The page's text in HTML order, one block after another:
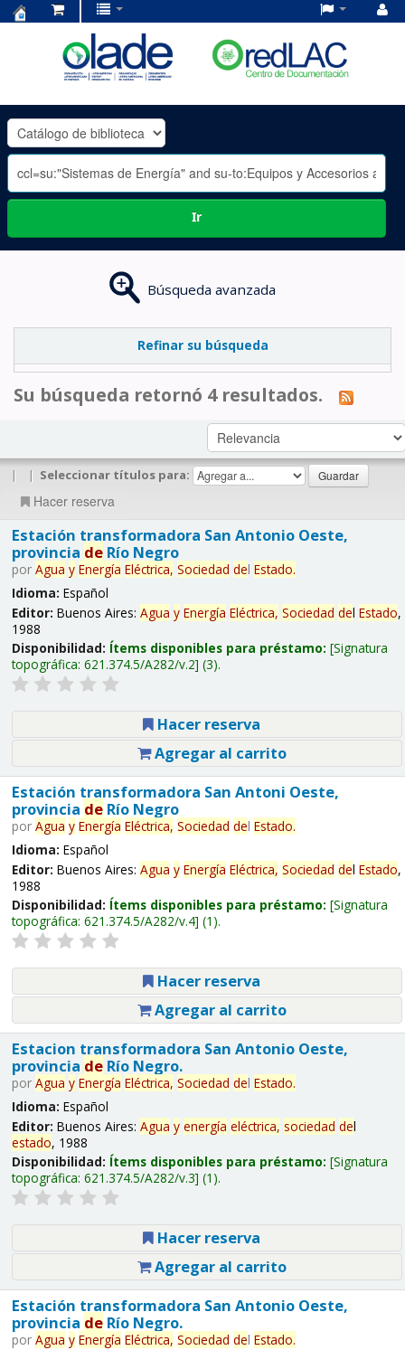
OLADE
-
Ir
Búsqueda avanzada
Refinar su búsqueda
Su búsqueda retornó 4 resultados.
| | Seleccionar títulos para:
Hacer reserva
Estación transformadora San Antonio Oeste,
provincia deRío Negro
por Agua y Energía Eléctrica, Sociedad del Estado.
Idioma: Español
Editor: Buenos Aires: Agua y Energía Eléctrica, Sociedad del Estado,
1988
Disponibilidad: Ítems disponibles para préstamo: Signatura
topográfica: 621.374.5/A282/v.2 (3).
Hacer reserva
Agregar al carrito
Estación transformadora San Antoni Oeste,
provincia deRío Negro
por Agua y Energía Eléctrica, Sociedad del Estado.
Idioma: Español
Editor: Buenos Aires: Agua y Energía Eléctrica, Sociedad del Estado,
1988
Disponibilidad: Ítems disponibles para préstamo: Signatura
topográfica: 621.374.5/A282/v.4 (1).
Hacer reserva
Agregar al carrito
Estacion transformadora San Antonio Oeste,
provincia deRío Negro.
por Agua y Energía Eléctrica, Sociedad del Estado.
Idioma: Español
Editor: Buenos Aires: Agua y energía eléctrica, sociedad del
estado, 1988
Disponibilidad: Ítems disponibles para préstamo: Signatura
topográfica: 621.374.5/A282/v.3 (1).
Hacer reserva
Agregar al carrito
Estación transformadora San Antonio Oeste,
provincia deRío Negro.
por Agua y Energía Eléctrica, Sociedad del Estado.